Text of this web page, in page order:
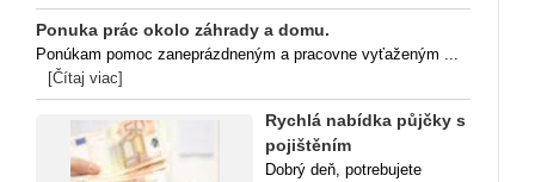
Ponuka prác okolo záhrady a domu.
Ponúkam pomoc zaneprázdneným a pracovne vyťaženým ...
[Čítaj viac]
Rychlá nabídka půjčky s
pojištěním
Dobrý deň, potrebujete